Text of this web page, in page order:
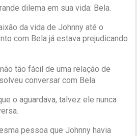
dilema em sua vida: Bela.
da vida de Johnny até o
com Bela já estava prejudicando
tão fácil de uma relação de
conversar com Bela.
o aguardava, talvez ele nunca
pessoa que Johnny havia